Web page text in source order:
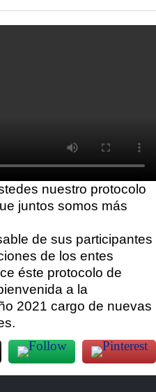
nuestro protocolo
juntos somos más
de sus participantes
de los entes
éste protocolo de
a la
2021 cargo de nuevas